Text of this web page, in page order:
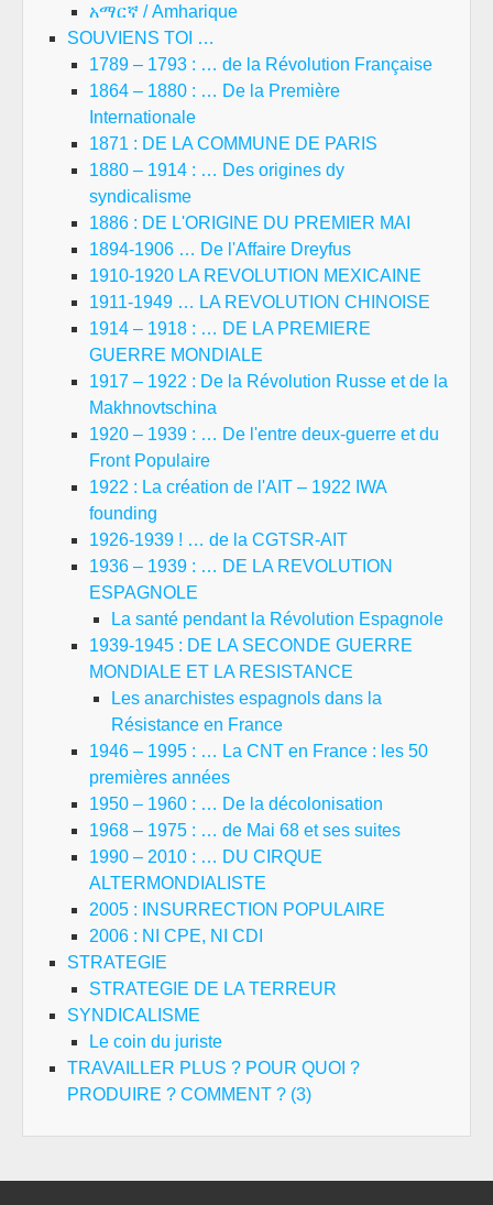
አማርኛ / Amharique
SOUVIENS TOI …
1789 – 1793 : … de la Révolution Française
1864 – 1880 : … De la Première
Internationale
1871 : DE LA COMMUNE DE PARIS
1880 – 1914 : … Des origines dy
syndicalisme
1886 : DE L'ORIGINE DU PREMIER MAI
1894-1906 … De l'Affaire Dreyfus
1910-1920 LA REVOLUTION MEXICAINE
1911-1949 … LA REVOLUTION CHINOISE
1914 – 1918 : … DE LA PREMIERE
GUERRE MONDIALE
1917 – 1922 : De la Révolution Russe et de la
Makhnovtschina
1920 – 1939 : … De l'entre deux-guerre et du
Front Populaire
1922 : La création de l'AIT – 1922 IWA
founding
1926-1939 ! … de la CGTSR-AIT
1936 – 1939 : … DE LA REVOLUTION
ESPAGNOLE
La santé pendant la Révolution Espagnole
1939-1945 : DE LA SECONDE GUERRE
MONDIALE ET LA RESISTANCE
Les anarchistes espagnols dans la
Résistance en France
1946 – 1995 : … La CNT en France : les 50
premières années
1950 – 1960 : … De la décolonisation
1968 – 1975 : … de Mai 68 et ses suites
1990 – 2010 : … DU CIRQUE
ALTERMONDIALISTE
2005 : INSURRECTION POPULAIRE
2006 : NI CPE, NI CDI
STRATEGIE
STRATEGIE DE LA TERREUR
SYNDICALISME
Le coin du juriste
TRAVAILLER PLUS ? POUR QUOI ?
PRODUIRE ? COMMENT ? (3)